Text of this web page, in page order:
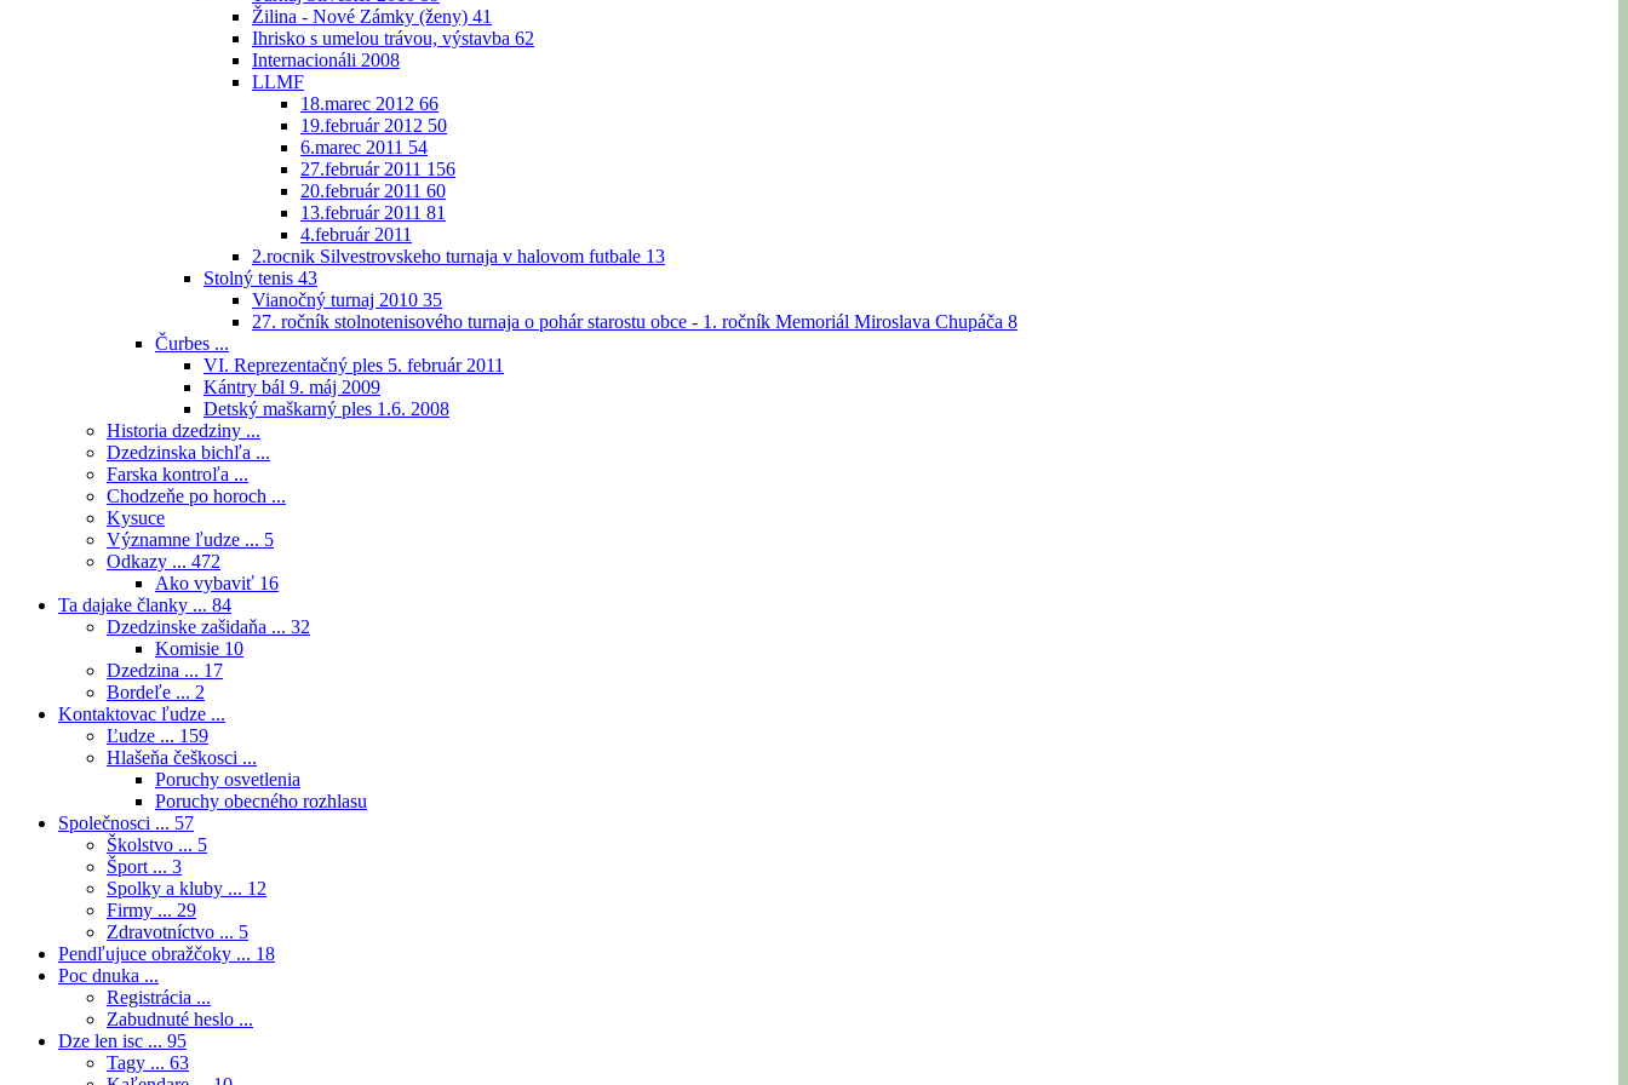
Žilina - Nové Zámky (ženy) 41
Ihrisko s umelou trávou, výstavba 62
Internacionáli 2008
LLMF
18.marec 2012 66
19.február 2012 50
6.marec 2011 54
27.február 2011 156
20.február 2011 60
13.február 2011 81
4.február 2011
2.rocnik Silvestrovskeho turnaja v halovom futbale 13
Stolný tenis 43
Vianočný turnaj 2010 35
27. ročník stolnotenisového turnaja o pohár starostu obce - 1. ročník Memoriál Miroslava Chupáča 8
Čurbes ...
VI. Reprezentačný ples 5. február 2011
Kántry bál 9. máj 2009
Detský maškarný ples 1.6. 2008
Historia dzedziny ...
Dzedzinska bichľa ...
Farska kontroľa ...
Chodzeňe po horoch ...
Kysuce
Významne ľudze ... 5
Odkazy ... 472
Ako vybaviť 16
Ta dajake članky ... 84
Dzedzinske zašidaňa ... 32
Komisie 10
Dzedzina ... 17
Bordeľe ... 2
Kontaktovac ľudze ...
Ľudze ... 159
Hlašeňa češkosci ...
Poruchy osvetlenia
Poruchy obecného rozhlasu
Společnosci ... 57
Školstvo ... 5
Šport ... 3
Spolky a kluby ... 12
Firmy ... 29
Zdravotníctvo ... 5
Pendľujuce obražčoky ... 18
Poc dnuka ...
Registrácia ...
Zabudnuté heslo ...
Dze len isc ... 95
Tagy ... 63